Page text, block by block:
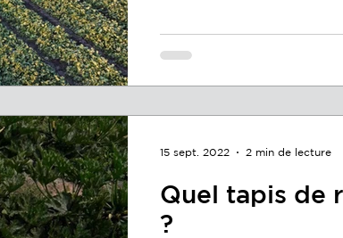
Quel tapis de
?
15 sept. 2022 2 min de lecture